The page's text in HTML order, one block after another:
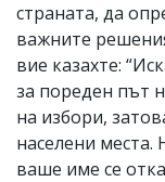
страната, да
важните
вие казахте:
за пореден път
на избори,
населени места.
ваше име се